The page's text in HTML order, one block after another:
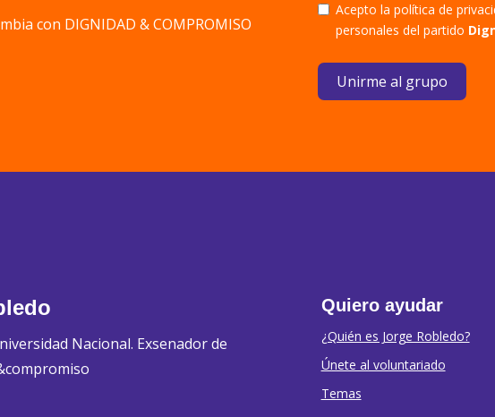
con DIGNIDAD & COMPROMISO
Acepto la política de
personales del partido
Unirme al grupo
Nacional. Exsenador de
Quiero ayudar
¿Quién es Jorge Robledo?
Únete al voluntariado
Temas